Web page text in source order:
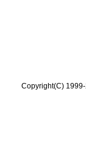
Copyright(C)